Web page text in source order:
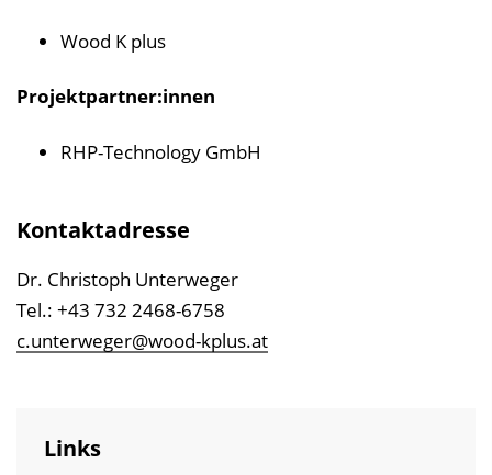
Wood K plus
Projektpartner:innen
RHP-Technology GmbH
Kontaktadresse
Dr. Christoph Unterweger
Tel.: +43 732 2468-6758
c.unterweger@wood-kplus.at
Links